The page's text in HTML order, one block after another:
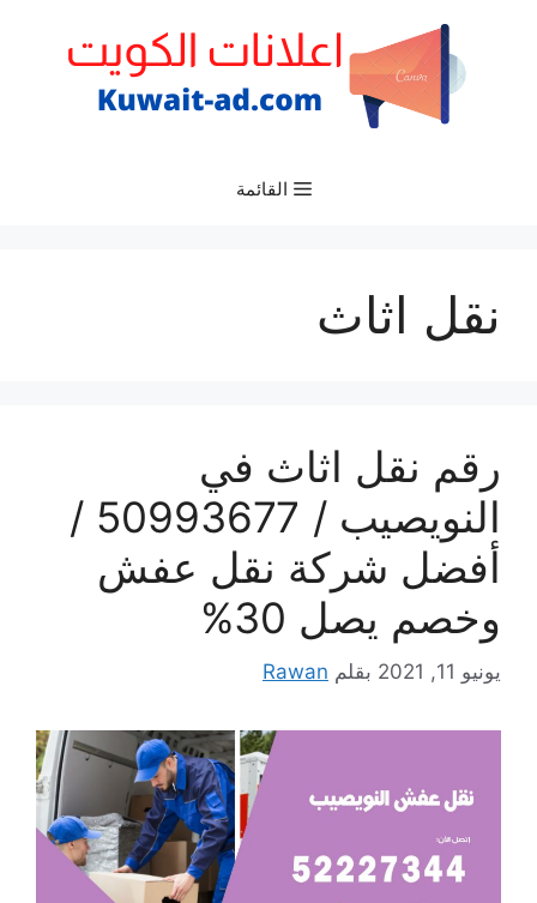
القائمة
نقل اثاث
رقم نقل اثاث في
النويصيب / 50993677 /
أفضل شركة نقل عفش
وخصم يصل 30%
يونيو 11, 2021 بقلم Rawan